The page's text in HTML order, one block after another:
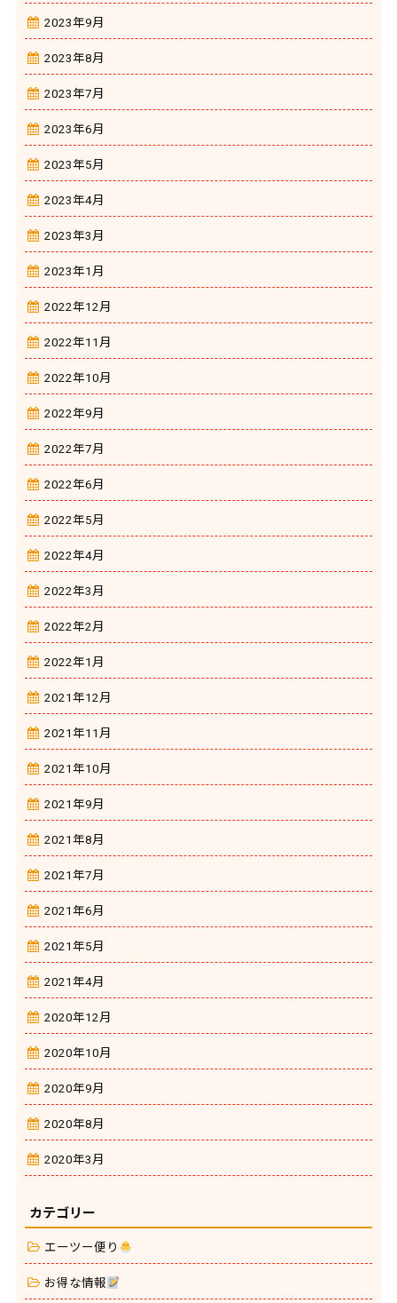
2023年9月
2023年8月
2023年7月
2023年6月
2023年5月
2023年4月
2023年3月
2023年1月
2022年12月
2022年11月
2022年10月
2022年9月
2022年7月
2022年6月
2022年5月
2022年4月
2022年3月
2022年2月
2022年1月
2021年12月
2021年11月
2021年10月
2021年9月
2021年8月
2021年7月
2021年6月
2021年5月
2021年4月
2020年12月
2020年10月
2020年9月
2020年8月
2020年3月
カテゴリー
エーツー便り
お得な情報